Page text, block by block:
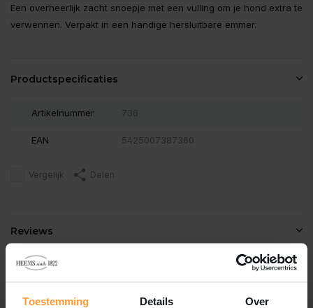
Toestemming Details Over
Een overheerlijk zacht snoepje met een vulling om je hond extra te
verwennen. Verpakt in een handige hersluitbare emmer.
Productspecificaties
Artikelnummer 736
EAN 5425007387360
Vergelijk Delen
Reviews